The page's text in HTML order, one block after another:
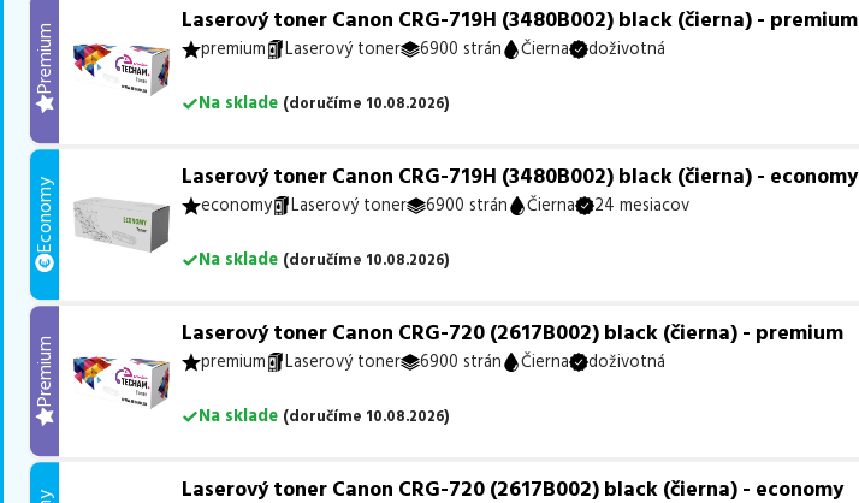
Premium
Laserový toner Canon CRG-719H (3480B002) black (čierna) - premium
premium Laserový toner 6900 strán Čierna doživotná
Na sklade (doručíme 10.08.2026)
Economy
Laserový toner Canon CRG-719H (3480B002) black (čierna) - economy
economy Laserový toner 6900 strán Čierna 24 mesiacov
Na sklade (doručíme 10.08.2026)
Premium
Laserový toner Canon CRG-720 (2617B002) black (čierna) - premium
premium Laserový toner 6900 strán Čierna doživotná
Na sklade (doručíme 10.08.2026)
Laserový toner Canon CRG-720 (2617B002) black (čierna) - economy